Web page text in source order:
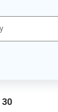
30